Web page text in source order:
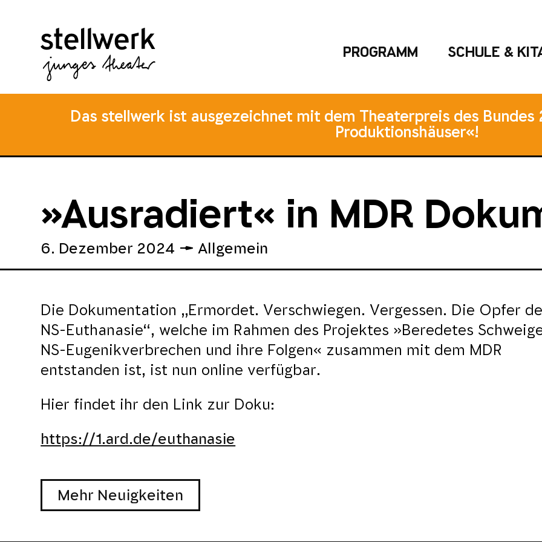
Hauptmenü
springen
Fusszeile
springen
PROGRAMM SCHULE &
Das stellwerk ist ausgezeichnet mit dem Theaterpreis des
Produktionshäuser«!
»Ausradiert« in MDR
6. Dezember 2024 Allgemein
Die Dokumentation „Ermordet. Verschwiegen. Vergessen. Die Opfer
NS-Euthanasie“, welche im Rahmen des Projektes »Beredetes
NS-Eugenikverbrechen und ihre Folgen« zusammen mit dem MDR
entstanden ist, ist nun online verfügbar.
Hier findet ihr den Link zur Doku:
https://1.ard.de/euthanasie
Mehr Neuigkeiten